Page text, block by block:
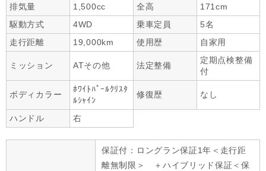
排気量
1,500cc 全高
171cm
駆動方式
4WD 乗車定員
5名
走行距離
19,000km 使用歴 自家用
ミッション ATその他 法定整備
定期点検整備
付
ボディカラー
ﾎﾜｲﾄﾊﾟｰﾙｸﾘｽﾀ
ﾙｼｬｲﾝ
修復歴 なし
ハンドル 右
保証付：ロングラン保証1年＜走行距
離無制限＞ ＋ハイブリッド保証＜保